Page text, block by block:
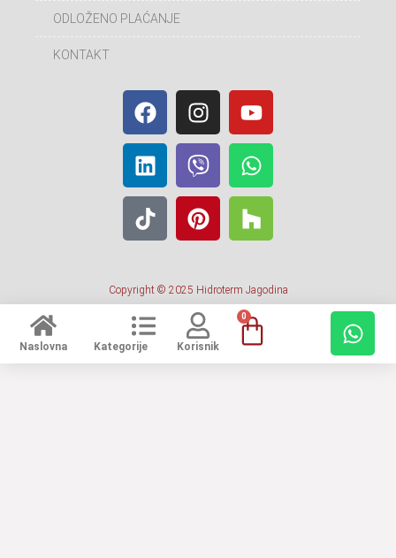
ODLOŽENO PLAĆANJE
KONTAKT
Copyright © 2025 Hidroterm Jagodina
Naslovna Kategorije Korisnik
0